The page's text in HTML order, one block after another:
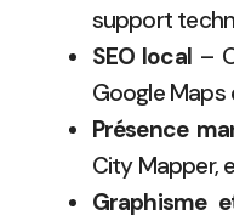
support
SEO local–
Google Maps
Présence
City Mapper,
Graphisme